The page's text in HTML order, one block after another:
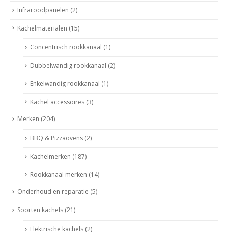
Infraroodpanelen (2)
Kachelmaterialen (15)
Concentrisch rookkanaal (1)
Dubbelwandig rookkanaal (2)
Enkelwandig rookkanaal (1)
Kachel accessoires (3)
Merken (204)
BBQ & Pizzaovens (2)
Kachelmerken (187)
Rookkanaal merken (14)
Onderhoud en reparatie (5)
Soorten kachels (21)
Elektrische kachels (2)